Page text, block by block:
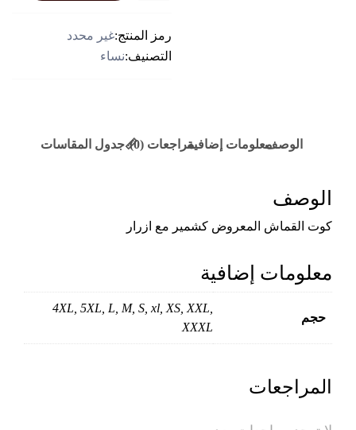
رمز المنتج:غير محدد
التصنيف:نساء
الوصفمعلومات إضافيةمراجعات (0)📏جدول المقاسات
الوصف
كوت القماش المعروض كشمير مع ازرار
معلومات إضافية
حجم
4XL, 5XL, L, M, S, xl, XS, XXL,
XXXL
المراجعات